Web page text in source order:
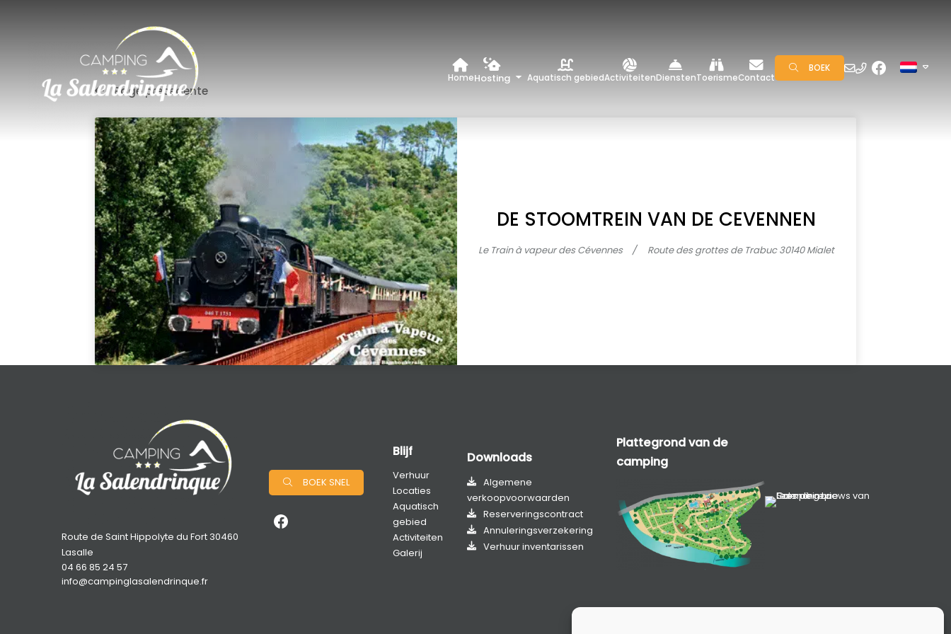
HomeHosting Aquatisch gebiedActiviteitenDienstenToerismeContact
BOEK
Page précedente
DE STOOMTREIN VAN DE CEVENNEN
Le Train à vapeur des Cévennes Route des grottes de Trabuc 30140 Mialet
Route de Saint Hippolyte du Fort 30460
Lasalle
04 66 85 24 57
info@campinglasalendrinque.fr
BOEK SNEL
Blijf
Verhuur
Locaties
Aquatisch
gebied
Activiteiten
Galerij
Downloads
Algemene
verkoopvoorwaarden
Reserveringscontract
Annuleringsverzekering
Verhuur inventarissen
Plattegrond van de
camping